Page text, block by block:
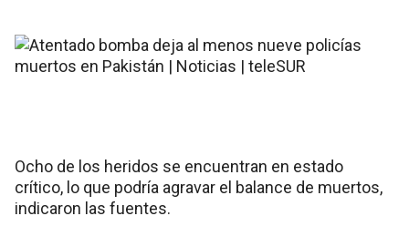
Ocho de los heridos se encuentran en estado
crítico, lo que podría agravar el balance de muertos,
indicaron las fuentes.